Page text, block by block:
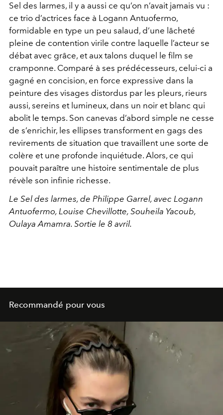
Sel des larmes, il y a aussi ce qu’on n’avait jamais vu :
ce trio d’actrices face à Logann Antuofermo,
formidable en type un peu salaud, d’une lâcheté
pleine de contention virile contre laquelle l’acteur se
débat avec grâce, et aux talons duquel le film se
cramponne. Comparé à ses prédécesseurs, celui-ci a
gagné en concision, en force expressive dans la
peinture des visages distordus par les pleurs, rieurs
aussi, sereins et lumineux, dans un noir et blanc qui
abolit le temps. Son canevas d’abord simple ne cesse
de s’enrichir, les ellipses transforment en gags des
revirements de situation que travaillent une sorte de
colère et une profonde inquiétude. Alors, ce qui
pouvait paraître une histoire sentimentale de plus
révèle son infinie richesse.
Le Sel des larmes, de Philippe Garrel, avec Logann
Antuofermo, Louise Chevillotte, Souheila Yacoub,
Oulaya Amamra. Sortie le 8 avril.
Recommandé pour vous